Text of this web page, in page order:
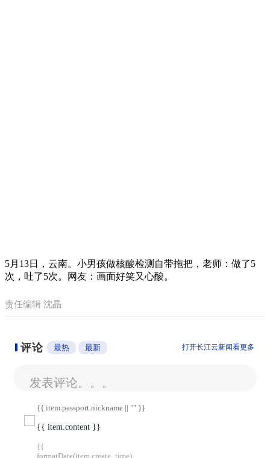
5月13日，云南。小男孩做核酸检测自带拖把，老师：做了5
次，吐了5次。网友：画面好笑又心酸。
责任编辑 沈晶
评论 最热 最新 打开长江云新闻看更多
发表评论。。。
{{ item.passport.nickname || "" }}
{{ item.content }}
{{
formatDate(item.create_time)